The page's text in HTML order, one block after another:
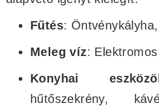
Fűtés:
Meleg víz:
Konyhai
hűtőszekrény,